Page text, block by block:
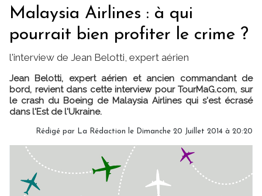
Malaysia Airlines : à qui
pourrait bien profiter le crime ?
l'interview de Jean Belotti, expert aérien
Jean Belotti, expert aérien et ancien commandant de
bord, revient dans cette interview pour TourMaG.com, sur
le crash du Boeing de Malaysia Airlines qui s'est écrasé
dans l'Est de l'Ukraine.
Rédigé par La Rédaction le Dimanche 20 Juillet 2014 à 20:20